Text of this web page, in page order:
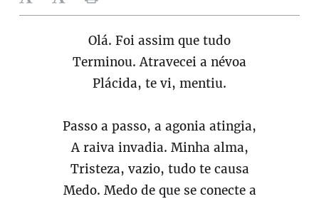
Olá. Foi assim que tudo
Terminou. Atravecei a névoa
Plácida, te vi, mentiu.
Passo a passo, a agonia atingia,
A raiva invadia. Minha alma,
Tristeza, vazio, tudo te causa
Medo. Medo de que se conecte a